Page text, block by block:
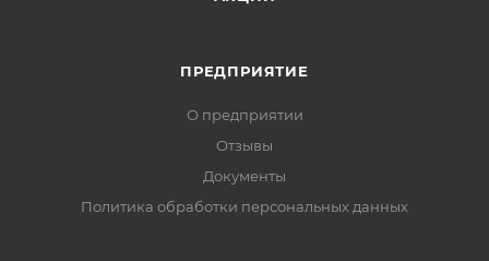
ПРЕДПРИЯТИЕ
О предприятии
Отзывы
Документы
Политика обработки персональных данных